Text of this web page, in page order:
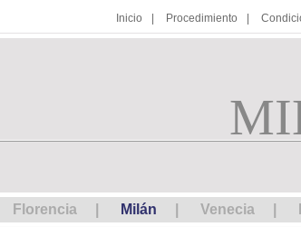
Inicio Procedimiento
Florencia Milán Venecia